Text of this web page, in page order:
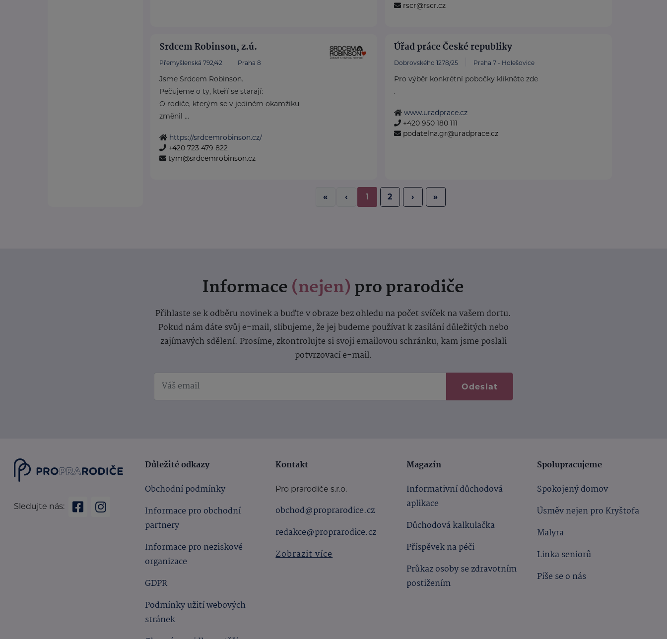
rscr@rscr.cz
Srdcem Robinson, z.ú.
Přemyšlenská 792/42 Praha 8
Jsme Srdcem Robinson.
Pečujeme o ty, kteří se starají:
O rodiče, kterým se v jediném okamžiku
změnil ...
https://srdcemrobinson.cz/
+420 723 479 822
tym@srdcemrobinson.cz
Úřad práce České republiky
Dobrovského 1278/25 Praha 7 - Holešovice
Pro výběr konkrétní pobočky klikněte zde
.
www.uradprace.cz
+420 950 180 111
podatelna.gr@uradprace.cz
« ‹ 1 2 › »
Informace (nejen)pro prarodiče
Přihlaste se k odběru novinek a buďte v obraze bez ohledu na počet svíček na vašem dortu.
Pokud nám dáte svůj e-mail, slibujeme, že jej budeme používat k zasílání důležitých nebo
zajímavých sdělení. Prosíme, zkontrolujte si svoji emailovou schránku, kam jsme poslali
potvrzovací e-mail.
Odeslat
Sledujte nás:
Důležité odkazy
Obchodní podmínky
Informace pro obchodní
partnery
Informace pro neziskové
organizace
GDPR
Podmínky užití webových
stránek
Kontakt
Pro prarodiče s.r.o.
obchod@proprarodice.cz
redakce@proprarodice.cz
Zobrazit více
Magazín
Informativní důchodová
aplikace
Důchodová kalkulačka
Příspěvek na péči
Průkaz osoby se zdravotním
postižením
Spolupracujeme
Spokojený domov
Úsměv nejen pro Kryštofa
Malyra
Linka seniorů
Píše se o nás